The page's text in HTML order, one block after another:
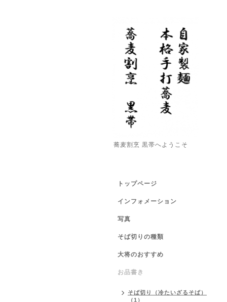
蕎麦割烹 黒帯へようこそ
トップページ
インフォメーション
写真
そば切りの種類
大将のおすすめ
お品書き
そば切り（冷たいざるそば）
（1）